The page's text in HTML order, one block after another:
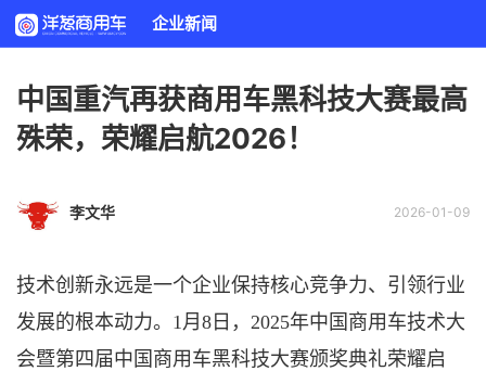
企业新闻
中国重汽再获商用车黑科技大赛最高
殊荣，荣耀启航2026！
2026-01-09
李文华
技术创新永远是一个企业保持核心竞争力、引领行业
发展的根本动力。 1月8日， 2025年中国 商用车技术大
会暨第四届中国商用车黑科技大赛颁奖典礼荣耀启